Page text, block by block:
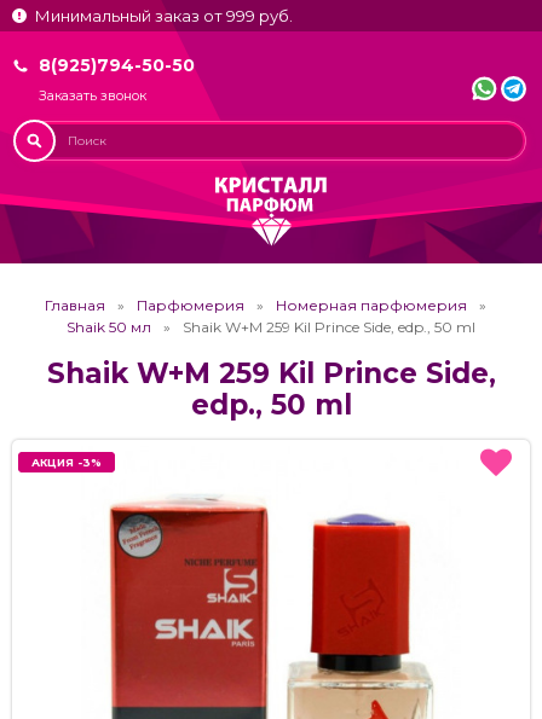
Минимальный заказ от 999 руб.
8(925)794-50-50
Заказать звонок
Главная Парфюмерия
Номерная парфюмерия
Shaik 50 мл
Shaik W+M 259 Kil Prince Side, edp., 50 ml
Shaik W+M 259 Kil Prince Side,
edp., 50 ml
АКЦИЯ -3%
АКЦИЯ -3%